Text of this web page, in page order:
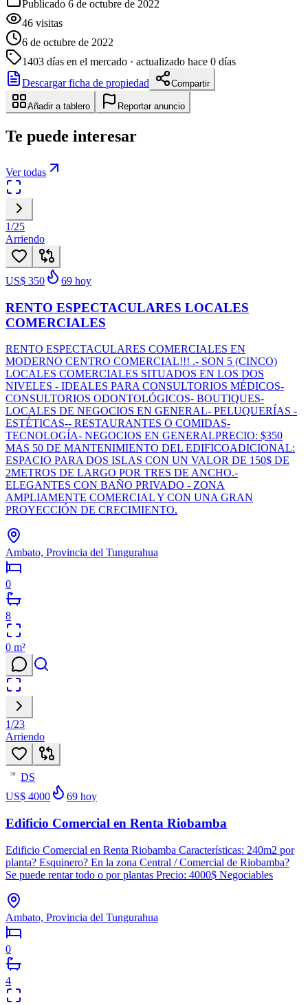
Publicado 6 de octubre de 2022
46 visitas
6 de octubre de 2022
1403 días en el mercado · actualizado hace 0 días
Descargar ficha de propiedad
Compartir
Añadir a tablero Reportar anuncio
Te puede interesar
Ver todas
1/25
Arriendo
US$ 350 69 hoy
RENTO ESPECTACULARES LOCALES
COMERCIALES
RENTO ESPECTACULARES COMERCIALES EN
MODERNO CENTRO COMERCIAL!!! .- SON 5 (CINCO)
LOCALES COMERCIALES SITUADOS EN LOS DOS
NIVELES - IDEALES PARA CONSULTORIOS MÉDICOS-
CONSULTORIOS ODONTOLÓGICOS- BOUTIQUES-
LOCALES DE NEGOCIOS EN GENERAL- PELUQUERÍAS -
ESTÉTICAS-- RESTAURANTES O COMIDAS-
TECNOLOGÍA- NEGOCIOS EN GENERALPRECIO: $350
MAS 50 DE MANTENIMIENTO DEL EDIFICOADICIONAL:
ESPACIO PARA DOS ISLAS CON UN VALOR DE 150$ DE
2METROS DE LARGO POR TRES DE ANCHO.-
ELEGANTES CON BAÑO PRIVADO - ZONA
AMPLIAMENTE COMERCIAL Y CON UNA GRAN
PROYECCIÓN DE CRECIMIENTO.
Ambato, Provincia del Tungurahua
0
8
0 m²
1/23
Arriendo
38
DS
US$ 4000
69 hoy
Edificio Comercial en Renta Riobamba
Edificio Comercial en Renta Riobamba Características: 240m2 por
planta? Esquinero? En la zona Central / Comercial de Riobamba?
Se puede rentar todo o por plantas Precio: 4000$ Negociables
Ambato, Provincia del Tungurahua
0
4